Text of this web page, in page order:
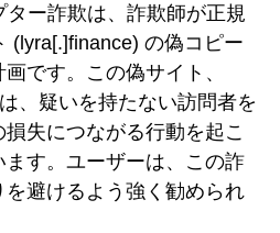
ー詐欺は、詐欺師が正規
(lyra[.]finance) の偽コピー
です。この偽サイト、
、疑いを持たない訪問者を
失につながる行動を起こ
す。ユーザーは、この詐
避けるよう強く勧められ